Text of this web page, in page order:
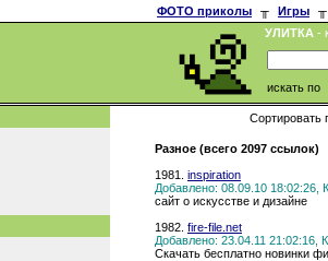
ФОТО приколы ╥ Игры
╥
УЛИТКА -
искать по
Сортировать
Разное (всего 2097 ссылок)
1981. inspiration
Добавлено: 08.09.10 18:02:26,
сайт о искусстве и дизайне
1982. fire-file.net
Добавлено: 23.04.11 21:02:16,
Скачать бесплатно новинки